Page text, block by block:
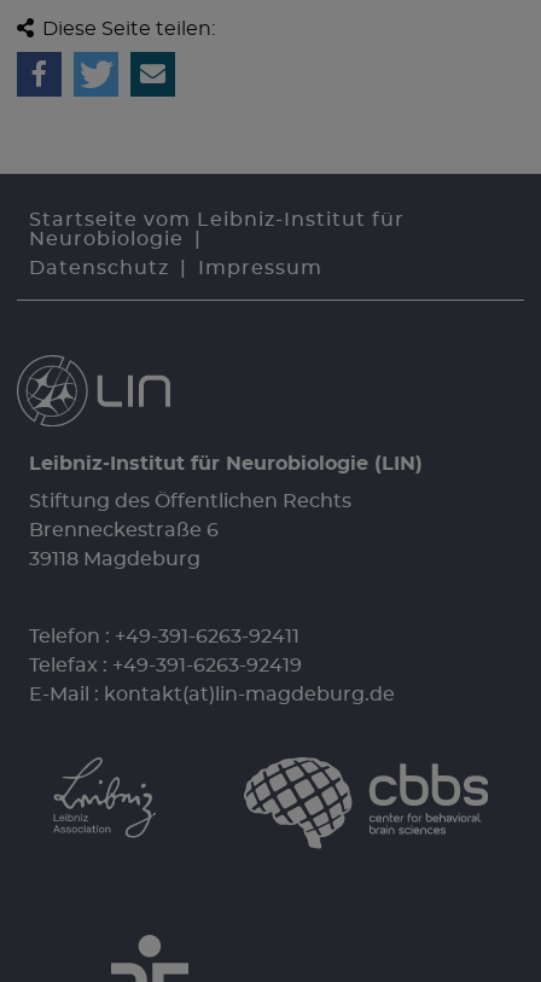
Diese Seite teilen:
Startseite vom Leibniz-Institut für
Neurobiologie
Datenschutz
Impressum
Leibniz-Institut für Neurobiologie (LIN)
Stiftung des Öffentlichen Rechts
Brenneckestraße 6
39118 Magdeburg
Telefon : +49-391-6263-92411
Telefax : +49-391-6263-92419
E-Mail : kontakt(at)lin-magdeburg.de